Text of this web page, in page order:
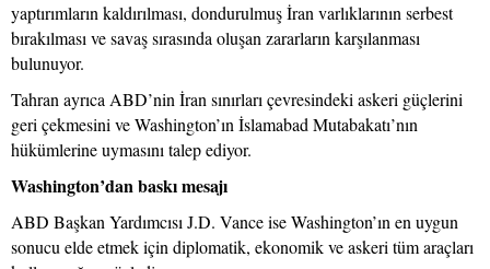
yaptırımların kaldırılması, dondurulmuş İran varlıklarının serbest
bırakılması ve savaş sırasında oluşan zararların karşılanması
bulunuyor.
Tahran ayrıca ABD’nin İran sınırları çevresindeki askeri güçlerini
geri çekmesini ve Washington’ın İslamabad Mutabakatı’nın
hükümlerine uymasını talep ediyor.
Washington’dan baskı mesajı
ABD Başkan Yardımcısı J.D. Vance ise Washington’ın en uygun
sonucu elde etmek için diplomatik, ekonomik ve askeri tüm araçları